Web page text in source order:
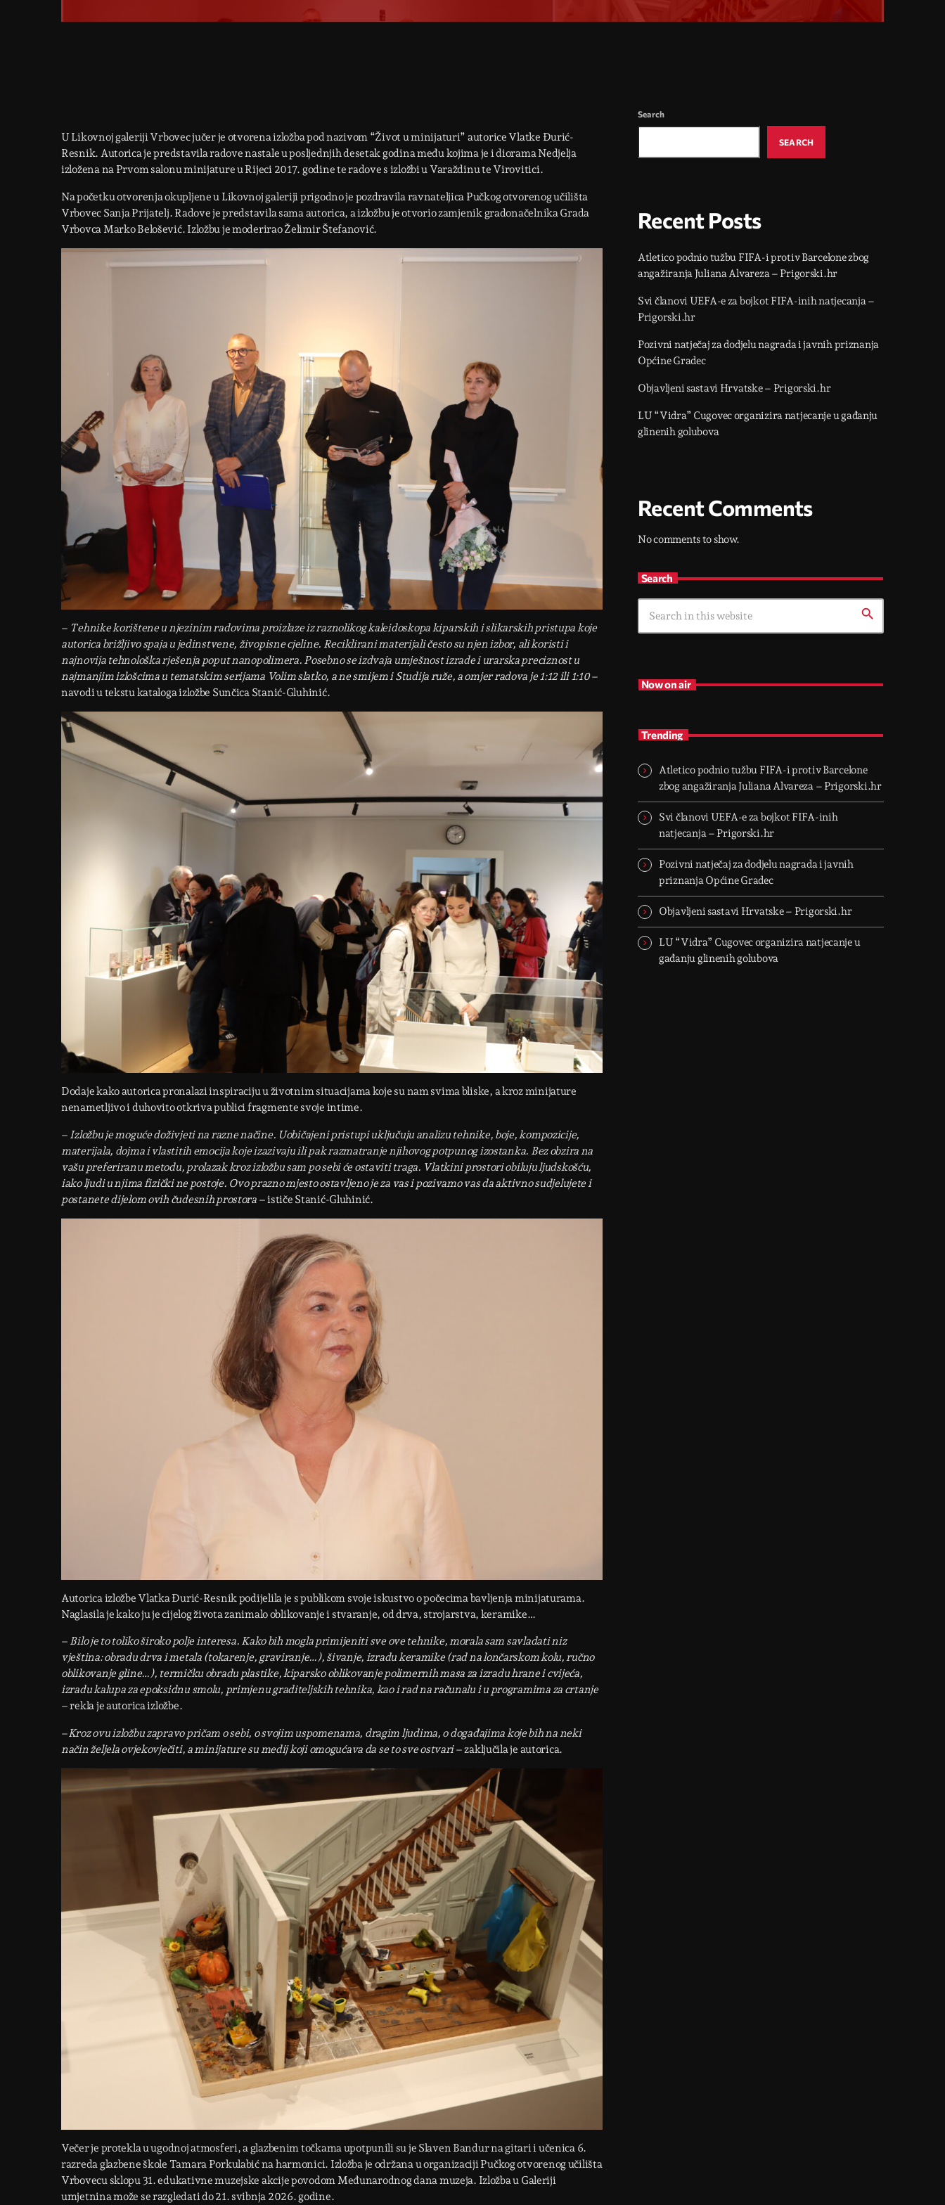
U Likovnoj galeriji Vrbovec jučer je otvorena izložba pod nazivom “Život u minijaturi” autorice Vlatke Đurić-
Resnik. Autorica je predstavila radove nastale u posljednjih desetak godina među kojima je i diorama Nedjelja
izložena na Prvom salonu minijature u Rijeci 2017. godine te radove s izložbi u Varaždinu te Virovitici.
Na početku otvorenja okupljene u Likovnoj galeriji prigodno je pozdravila ravnateljica Pučkog otvorenog učilišta
Vrbovec Sanja Prijatelj. Radove je predstavila sama autorica, a izložbu je otvorio zamjenik gradonačelnika Grada
Vrbovca Marko Belošević. Izložbu je moderirao Želimir Štefanović.
– Tehnike korištene u njezinim radovima proizlaze iz raznolikog kaleidoskopa kiparskih i slikarskih pristupa koje
autorica brižljivo spaja u jedinstvene, živopisne cjeline. Reciklirani materijali često su njen izbor, ali koristi i
najnovija tehnološka rješenja poput nanopolimera. Posebno se izdvaja umješnost izrade i urarska preciznost u
najmanjim izlošcima u tematskim serijama Volim slatko, a ne smijem i Studija ruže, a omjer radova je 1:12 ili 1:10–
navodi u tekstu kataloga izložbe Sunčica Stanić-Gluhinić.
Dodaje kako autorica pronalazi inspiraciju u životnim situacijama koje su nam svima bliske, a kroz minijature
nenametljivo i duhovito otkriva publici fragmente svoje intime.
– Izložbu je moguće doživjeti na razne načine. Uobičajeni pristupi uključuju analizu tehnike, boje, kompozicije,
materijala, dojma i vlastitih emocija koje izazivaju ili pak razmatranje njihovog potpunog izostanka. Bez obzira na
vašu preferiranu metodu, prolazak kroz izložbu sam po sebi će ostaviti traga. Vlatkini prostori obiluju ljudskošću,
iako ljudi u njima fizički ne postoje. Ovo prazno mjesto ostavljeno je za vas i pozivamo vas da aktivno sudjelujete i
postanete dijelom ovih čudesnih prostora– ističe Stanić-Gluhinić.
Autorica izložbe Vlatka Đurić-Resnik podijelila je s publikom svoje iskustvo o počecima bavljenja minijaturama.
Naglasila je kako ju je cijelog života zanimalo oblikovanje i stvaranje, od drva, strojarstva, keramike…
– Bilo je to toliko široko polje interesa. Kako bih mogla primijeniti sve ove tehnike, morala sam savladati niz
vještina: obradu drva i metala (tokarenje, graviranje…), šivanje, izradu keramike (rad na lončarskom kolu, ručno
oblikovanje gline…), termičku obradu plastike, kiparsko oblikovanje polimernih masa za izradu hrane i cvijeća,
izradu kalupa za epoksidnu smolu, primjenu graditeljskih tehnika, kao i rad na računalu i u programima za crtanje
– rekla je autorica izložbe.
–Kroz ovu izložbu zapravo pričam o sebi, o svojim uspomenama, dragim ljudima, o događajima koje bih na neki
način željela ovjekovječiti, a minijature su medij koji omogućava da se to sve ostvari– zaključila je autorica.
Večer je protekla u ugodnoj atmosferi, a glazbenim točkama upotpunili su je Slaven Bandur na gitari i učenica 6.
razreda glazbene škole Tamara Porkulabić na harmonici. Izložba je održana u organizaciji Pučkog otvorenog učilišta
Vrbovecu sklopu 31. edukativne muzejske akcije povodom Međunarodnog dana muzeja. Izložba u Galeriji
umjetnina može se razgledati do 21. svibnja 2026. godine.
Search
SEARCH
Recent Posts
Atletico podnio tužbu FIFA-i protiv Barcelone zbog
angažiranja Juliana Alvareza – Prigorski.hr
Svi članovi UEFA-e za bojkot FIFA-inih natjecanja –
Prigorski.hr
Pozivni natječaj za dodjelu nagrada i javnih priznanja
Općine Gradec
Objavljeni sastavi Hrvatske – Prigorski.hr
LU “Vidra” Cugovec organizira natjecanje u gađanju
glinenih golubova
Recent Comments
No comments to show.
Search
search
Now on air
Trending
Atletico podnio tužbu FIFA-i protiv Barcelone
zbog angažiranja Juliana Alvareza – Prigorski.hr
Svi članovi UEFA-e za bojkot FIFA-inih
natjecanja – Prigorski.hr
Pozivni natječaj za dodjelu nagrada i javnih
priznanja Općine Gradec
Objavljeni sastavi Hrvatske – Prigorski.hr
LU “Vidra” Cugovec organizira natjecanje u
gađanju glinenih golubova